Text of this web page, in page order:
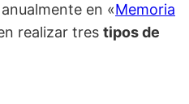
en «Memoria
realizar tres tipos de